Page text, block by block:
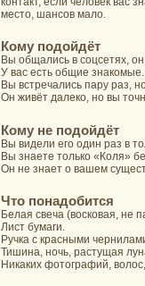
место, шансов мало.
Кому подойдёт
Вы общались в соцсетях,
У вас есть общие знакомые.
Вы встречались пару раз,
Он живёт далеко, но вы
Кому не подойдёт
Вы видели его один раз в
Вы знаете только «Коля»
Он не знает о вашем
Что понадобится
Белая свеча (восковая, не
Лист бумаги.
Ручка с красными
Тишина, ночь, растущая
Никаких фотографий,